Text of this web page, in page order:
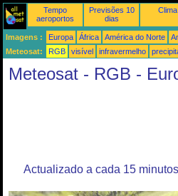
Tempo
aeroportos
Previsões 10
dias
Clima
Imagens : Europa África América do Norte
Meteosat:
RGB visível infravermelho
Meteosat - RGB -
Actualizado a cada 15 minutos